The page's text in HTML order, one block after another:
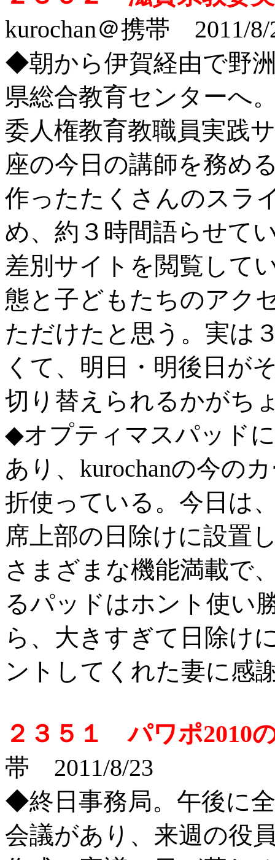
kurochan＠携帯 2011/8/
◆朝から伊賀経由で野
県総合教育センターへ
委人権教育教職員実践
座の今日の講師を務め
作ったたくさんのスラ
め、約３時間語らせて
差別サイトを閲覧して
態と子どもたちのアク
ただけたと思う。実は
くて、明日・明後日が
切り替えられるかがち
◆オプティマスパッド
あり、kurochanの今の
折使っている。今日は
席上部の日除けに設置
さまざまな機能満載で
るパッドはホント使い
ら、大きすぎて日除け
ントしてくれた妻に感
２３５１ パワポ
帯 2011/8/23
◆終日事務局。午後に
会議があり、来週の役